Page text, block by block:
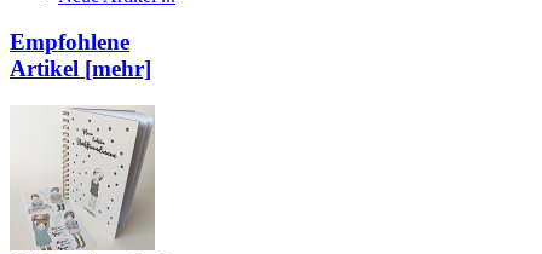
Empfohlene
Artikel [mehr]